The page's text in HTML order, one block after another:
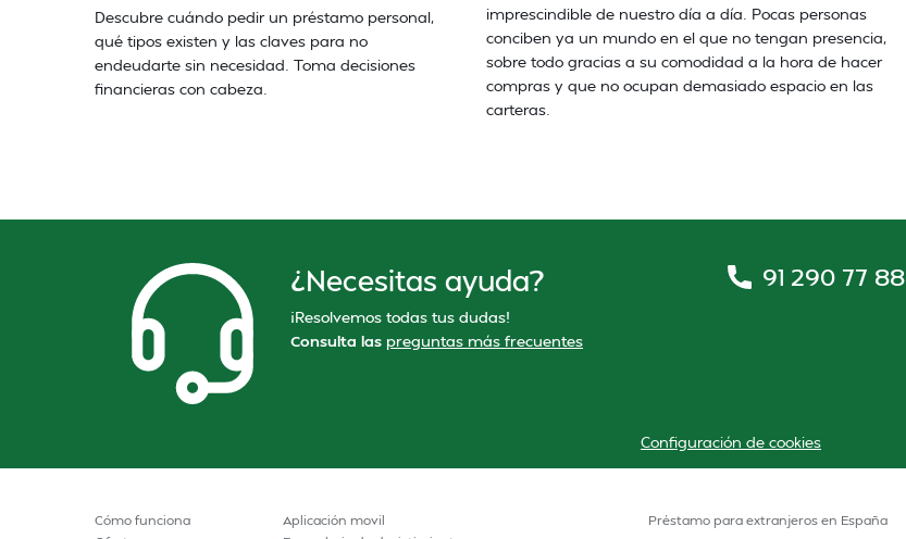
Descubre cuándo pedir un préstamo personal,
qué tipos existen y las claves para no
endeudarte sin necesidad. Toma decisiones
financieras con cabeza.
imprescindible de nuestro día a día. Pocas personas
conciben ya un mundo en el que no tengan presencia,
sobre todo gracias a su comodidad a la hora de hacer
compras y que no ocupan demasiado espacio en las
carteras.
¿Necesitas ayuda?
¡Resolvemos todas tus dudas!
Consulta las preguntas más frecuentes
91 290 77 88
Configuración de cookies
Cómo funciona
Aplicación movil
Préstamo para extranjeros en España